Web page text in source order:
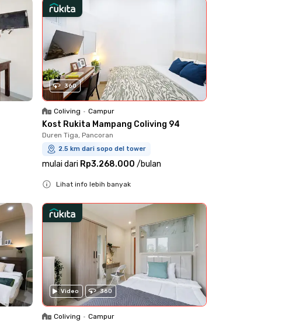
360
Coliving • Campur
Kost Rukita Mampang Coliving 94
Duren Tiga, Pancoran
2.5 km dari sopo del tower
mulai dari Rp3.268.000 /bulan
Lihat info lebih banyak
Video 360
Coliving • Campur